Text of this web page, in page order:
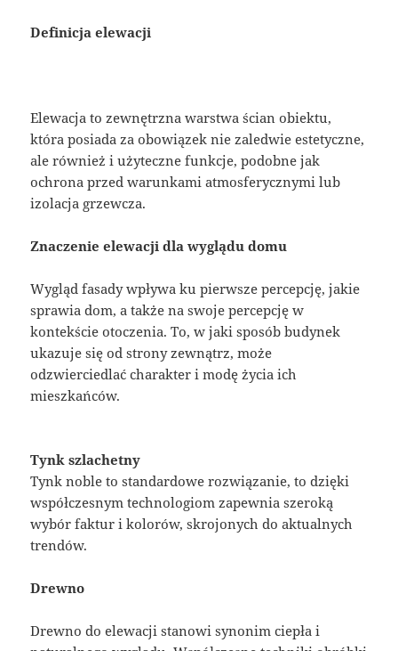
Definicja elewacji
Elewacja to zewnętrzna warstwa ścian obiektu,
która posiada za obowiązek nie zaledwie estetyczne,
ale również i użyteczne funkcje, podobne jak
ochrona przed warunkami atmosferycznymi lub
izolacja grzewcza.
Znaczenie elewacji dla wyglądu domu
Wygląd fasady wpływa ku pierwsze percepcję, jakie
sprawia dom, a także na swoje percepcję w
kontekście otoczenia. To, w jaki sposób budynek
ukazuje się od strony zewnątrz, może
odzwierciedlać charakter i modę życia ich
mieszkańców.
Tynk szlachetny
Tynk noble to standardowe rozwiązanie, to dzięki
współczesnym technologiom zapewnia szeroką
wybór faktur i kolorów, skrojonych do aktualnych
trendów.
Drewno
Drewno do elewacji stanowi synonim ciepła i